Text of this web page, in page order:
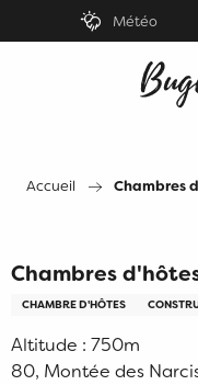
au
Météo
Accueil Chambres
Chambres
CHAMBRE D'HÔTES
Altitude : 750m
80, Montée des